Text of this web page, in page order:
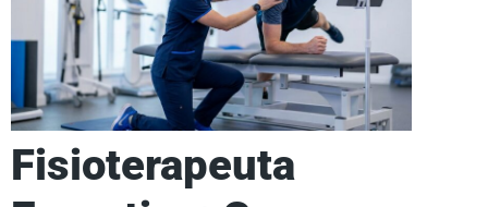
Fisioterapeuta